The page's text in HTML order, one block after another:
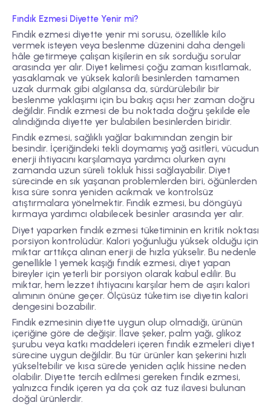
Fındık Ezmesi Diyette Yenir mi?
Fındık ezmesi diyette yenir mi sorusu, özellikle kilo
vermek isteyen veya beslenme düzenini daha dengeli
hâle getirmeye çalışan kişilerin en sık sorduğu sorular
arasında yer alır. Diyet kelimesi çoğu zaman kısıtlamak,
yasaklamak ve yüksek kalorili besinlerden tamamen
uzak durmak gibi algılansa da, sürdürülebilir bir
beslenme yaklaşımı için bu bakış açısı her zaman doğru
değildir. Fındık ezmesi de bu noktada doğru şekilde ele
alındığında diyette yer bulabilen besinlerden biridir.
Fındık ezmesi, sağlıklı yağlar bakımından zengin bir
besindir. İçeriğindeki tekli doymamış yağ asitleri, vücudun
enerji ihtiyacını karşılamaya yardımcı olurken aynı
zamanda uzun süreli tokluk hissi sağlayabilir. Diyet
sürecinde en sık yaşanan problemlerden biri, öğünlerden
kısa süre sonra yeniden acıkmak ve kontrolsüz
atıştırmalara yönelmektir. Fındık ezmesi, bu döngüyü
kırmaya yardımcı olabilecek besinler arasında yer alır.
Diyet yaparken fındık ezmesi tüketiminin en kritik noktası
porsiyon kontrolüdür. Kalori yoğunluğu yüksek olduğu için
miktar arttıkça alınan enerji de hızla yükselir. Bu nedenle
genellikle 1 yemek kaşığı fındık ezmesi, diyet yapan
bireyler için yeterli bir porsiyon olarak kabul edilir. Bu
miktar, hem lezzet ihtiyacını karşılar hem de aşırı kalori
alımının önüne geçer. Ölçüsüz tüketim ise diyetin kalori
dengesini bozabilir.
Fındık ezmesinin diyette uygun olup olmadığı, ürünün
içeriğine göre de değişir. İlave şeker, palm yağı, glikoz
şurubu veya katkı maddeleri içeren fındık ezmeleri diyet
sürecine uygun değildir. Bu tür ürünler kan şekerini hızlı
yükseltebilir ve kısa sürede yeniden açlık hissine neden
olabilir. Diyette tercih edilmesi gereken fındık ezmesi,
yalnızca fındık içeren ya da çok az tuz ilavesi bulunan
doğal ürünlerdir.